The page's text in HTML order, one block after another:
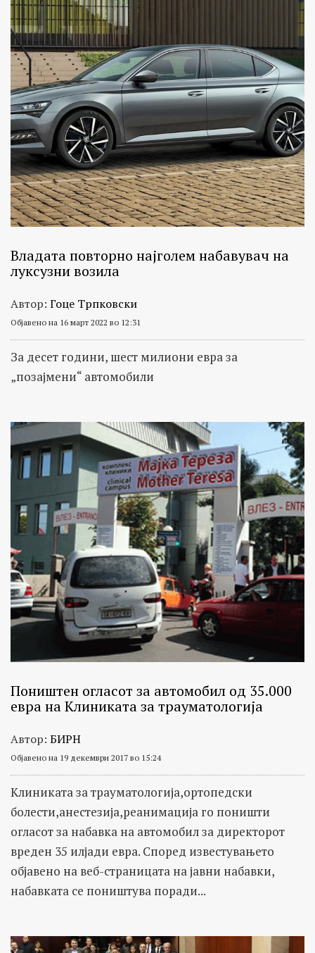
Владата повторно најголем набавувач на
луксузни возила
Автор: Гоце Трпковски
Објавено на 16 март 2022 во 12:31
За десет години, шест милиони евра за
„позајмени“ автомобили
Поништен огласот за автомобил од 35.000
евра на Клиниката за трауматологија
Автор: БИРН
Објавено на 19 декември 2017 во 15:24
Клиниката за трауматологија,ортопедски
болести,анестезија,реанимација го поништи
огласот за набавка на автомобил за директорот
вреден 35 илјади евра. Според известувањето
објавено на веб-страницата на јавни набавки,
набавката се поништува поради...